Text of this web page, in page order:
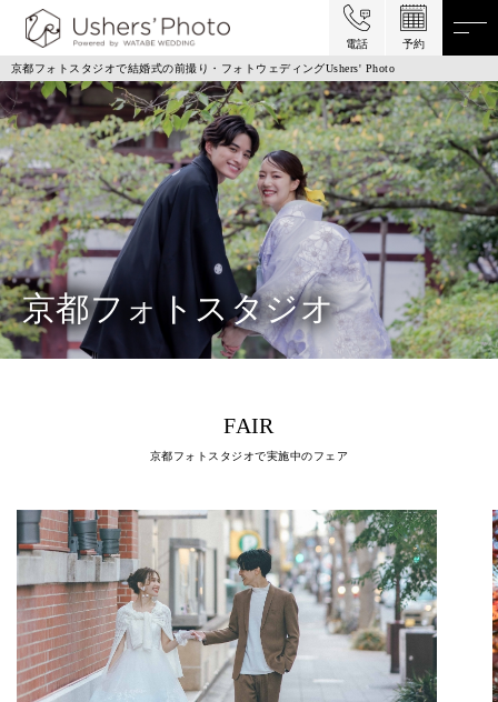
電話 予約
京都フォトスタジオで結婚式の前撮り・フォトウェディングUshers' Photo
京都フォトスタジオ
FAIR
京都フォトスタジオで実施中のフェア